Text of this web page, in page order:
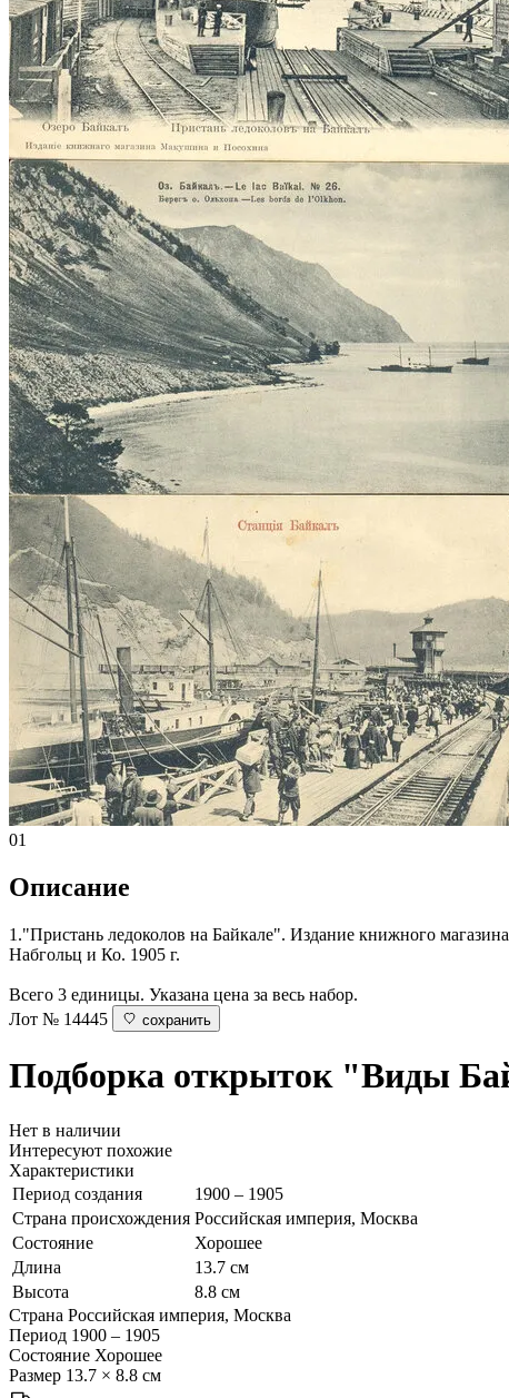
01
Описание
1."Пристань ледоколов на Байкале". Издание книжного
Набгольц и Ко. 1905 г.
Всего 3 единицы. Указана цена за весь набор.
Лот № 14445
сохранить
Подборка открыток "Виды
Нет в наличии
Интересуют похожие
Характеристики
Период создания
1900 – 1905
Страна происхождения Российская империя, Москва
Состояние
Хорошее
Длина
13.7 см
Высота
8.8 см
Страна Российская империя, Москва
Период 1900 – 1905
Состояние Хорошее
Размер 13.7 × 8.8 см